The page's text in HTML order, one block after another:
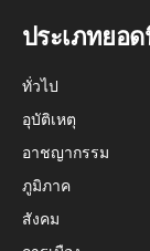
ประเภทยอ
ทั่วไป
อุบัติเหตุ
อาชญากรรม
ภูมิภาค
สังคม